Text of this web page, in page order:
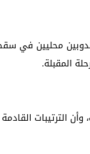
محليين في
المقبلة.
الترتيبات